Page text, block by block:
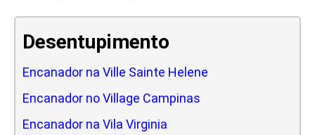
Desentupimento
Encanador na Ville Sainte Helene
Encanador no Village Campinas
Encanador na Vila Virginia